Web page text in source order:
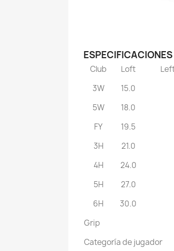
ESPECIFICACIONES
Club Loft
3W
15.0
5W
18.0
FY
19.5
3H
21.0
4H
24.0
5H
27.0
6H
30.0
Grip
Categoría de jugador